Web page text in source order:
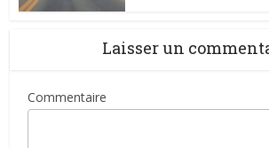
Laisser un
Commentaire